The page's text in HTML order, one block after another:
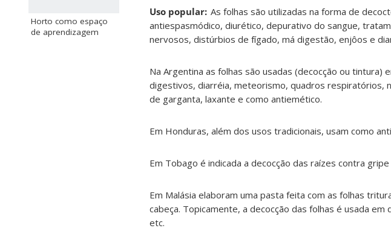
Horto como espaço
de aprendizagem
Uso popular: As folhas são utilizadas na forma de
antiespasmódico, diurético, depurativo do sangue,
nervosos, distúrbios de fígado, má digestão, enjôos e
Na Argentina as folhas são usadas (decocção ou
digestivos, diarréia, meteorismo, quadros respiratórios,
de garganta, laxante e como antiemético.
Em Honduras, além dos usos tradicionais, usam como
Em Tobago é indicada a decocção das raízes contra
Em Malásia elaboram uma pasta feita com as folhas
cabeça. Topicamente, a decocção das folhas é usada
etc.